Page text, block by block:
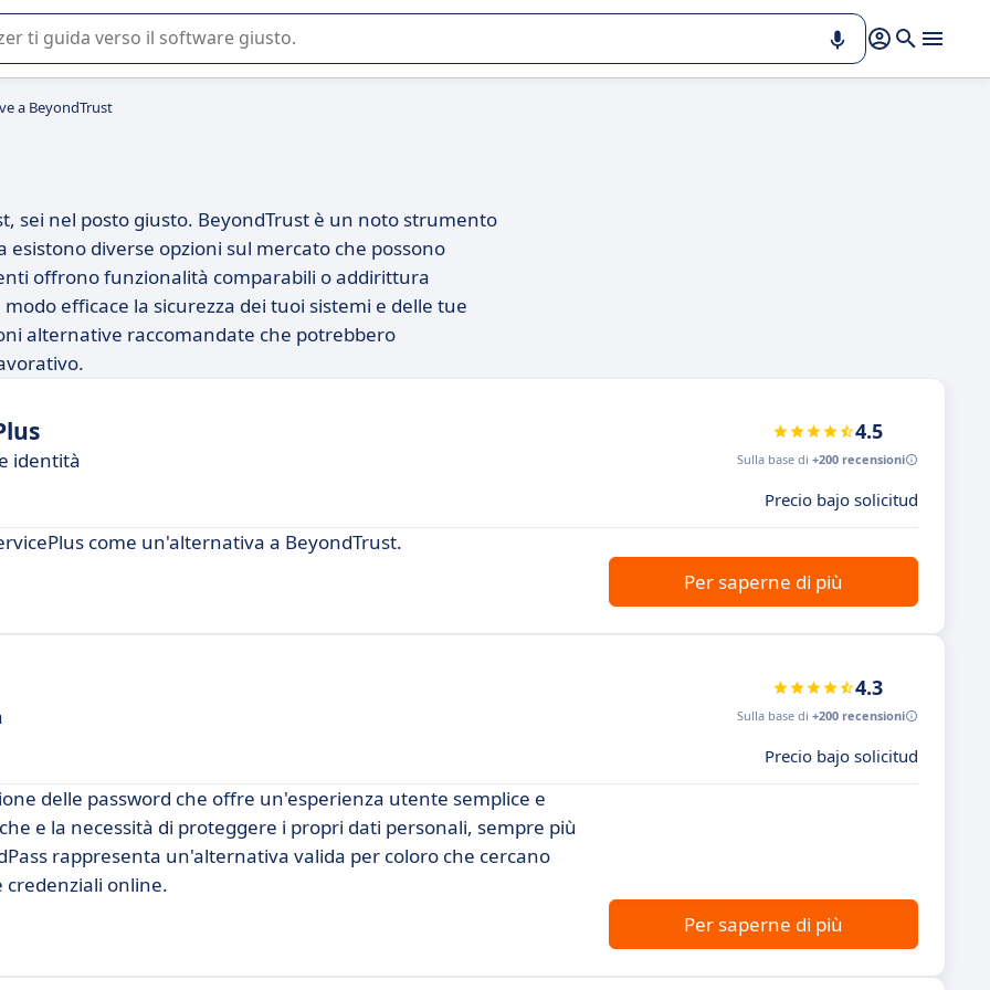
a BeyondTrust
sei nel posto giusto. BeyondTrust è un noto strumento
diverse opzioni sul mercato che possono
offrono funzionalità comparabili o addirittura
efficace la sicurezza dei tuoi sistemi e delle tue
alternative raccomandate che potrebbero
identità
4.5
Sulla base di +200 recensioni
Precio bajo solicitud
come un'alternativa a BeyondTrust.
Per saperne di più
4.3
Sulla base di +200 recensioni
Precio bajo solicitud
delle password che offre un'esperienza utente semplice e
e la necessità di proteggere i propri dati personali, sempre più
rappresenta un'alternativa valida per coloro che cercano
credenziali online.
Per saperne di più